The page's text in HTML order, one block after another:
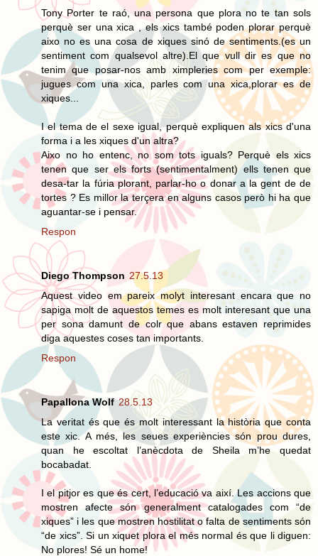
Tony Porter te raó, una persona que plora no te tan sols
perquè ser una xica , els xics també poden plorar perquè
aixo no es una cosa de xiques sinó de sentiments.(es un
sentiment com qualsevol altre).El que vull dir es que no
tenim que posar-nos amb ximpleries com per exemple:
jugues com una xica, parles com una xica,plorar es de
xiques...
I el tema de el sexe igual, perquè expliquen als xics d'una
forma i a les xiques d'un altra?
Aixo no ho entenc, no som tots iguals? Perquè els xics
tenen que ser els forts (sentimentalment) ells tenen que
desa-tar la fúria plorant, parlar-ho o donar a la gent de de
tortes ? Es millor la terçera en alguns casos però hi ha que
aguantar-se i pensar.
Respon
Diego Thompson 27.5.13
Aquest video em pareix molyt interesant encara que no
sapiga molt de aquestos temes es molt interesant que una
per sona damunt de colr que abans estaven reprimides
diga aquestes coses tan importants.
Respon
Papallona Wolf 28.5.13
La veritat és que és molt interessant la història que conta
este xic. A més, les seues experiències són prou dures,
quan he escoltat l’anècdota de Sheila m’he quedat
bocabadat.
I el pitjor es que és cert, l’educació va així. Les accions que
mostren afecte són generalment catalogades com “de
xiques” i les que mostren hostilitat o falta de sentiments són
“de xics”. Si un xiquet plora el més normal és que li diguen:
No plores! Sé un home!